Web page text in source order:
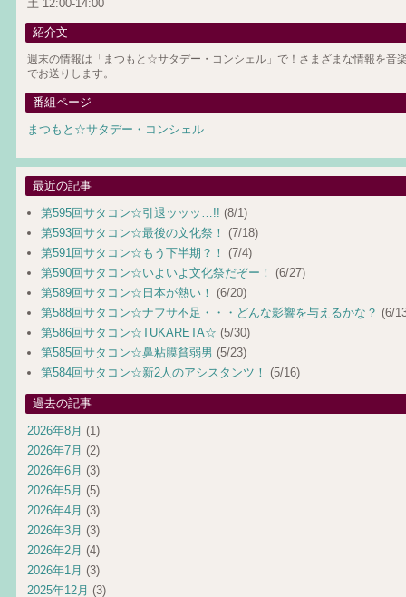
土 12:00-14:00
紹介文
週末の情報は「まつもと☆サタデー・コンシェル」で！さまざまな情報を音
でお送りします。
番組ページ
まつもと☆サタデー・コンシェル
最近の記事
第595回サタコン☆引退ッッッ…!! (8/1)
第593回サタコン☆最後の文化祭！ (7/18)
第591回サタコン☆もう下半期？！ (7/4)
第590回サタコン☆いよいよ文化祭だぞー！ (6/27)
第589回サタコン☆日本が熱い！ (6/20)
第588回サタコン☆ナフサ不足・・・どんな影響を与えるかな？ (6/
第586回サタコン☆TUKARETA☆ (5/30)
第585回サタコン☆鼻粘膜貧弱男 (5/23)
第584回サタコン☆新2人のアシスタンツ！ (5/16)
過去の記事
2026年8月 (1)
2026年7月 (2)
2026年6月 (3)
2026年5月 (5)
2026年4月 (3)
2026年3月 (3)
2026年2月 (4)
2026年1月 (3)
2025年12月 (3)